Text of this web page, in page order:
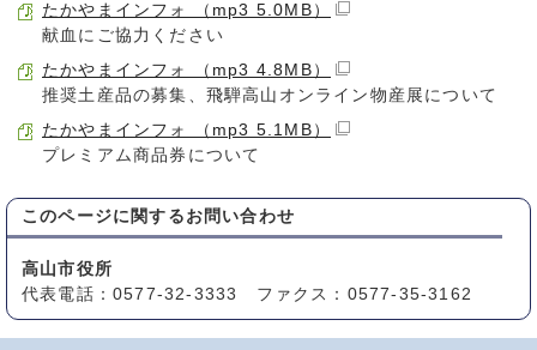
たかやまインフォ （mp3 5.0MB）
献血にご協力ください
たかやまインフォ （mp3 4.8MB）
推奨土産品の募集、飛騨高山オンライン物産展について
たかやまインフォ （mp3 5.1MB）
プレミアム商品券について
このページに関する お問い合わせ
高山市役所
代表電話：0577-32-3333 ファクス：0577-35-3162